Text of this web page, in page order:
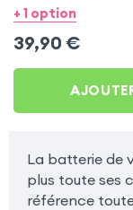
Original pour
+ 1 option
39,90 €
La batterie de
plus toute ses
référence